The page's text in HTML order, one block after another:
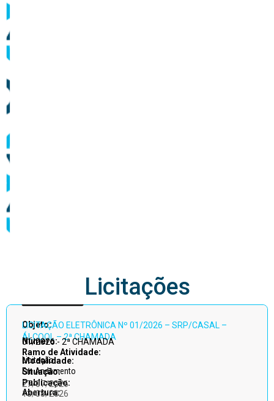
Acessar
todos
Licitações
Objeto:
LICITAÇÃO ELETRÔNICA Nº 01/2026 – SRP/CASAL –
ÁLCOOL – 2ª CHAMADA
Número:
01/2026 - 2ª CHAMADA
Ramo de Atividade:
Modalidade:
Licitação
Situação:
Em Andamento
Publicação:
27/07/2026
Abertura:
13/08/2026